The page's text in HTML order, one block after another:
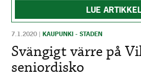
LUE
7.1.2020 |KAUPUNKI - STADEN
Svängigt värre på
seniordisko